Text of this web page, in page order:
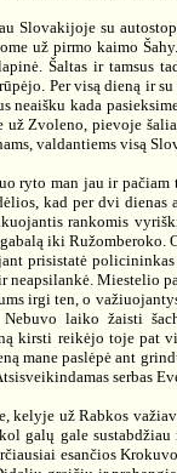
su autostopu
už pirmo kaimo
Šaltas ir tamsus
Per visą dieną ir
neaišku kada
už Zvoleno, pievoje
valdantiems visą
man jau ir pačiam
kad per dvi dienas
rankomis
iki Ružomberoko.
prisistatė
neapsilankė. Miestelio
irgi ten, o
laiko žaisti
kirsti reikėjo toje pat
mane paslėpė ant
serbas
už Rabkos važiavo
galų gale sustabdžiau
esančios